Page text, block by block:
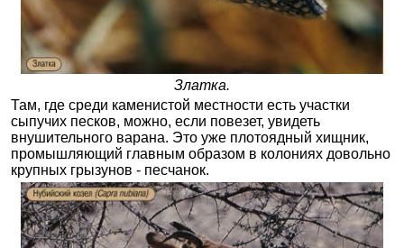
Златка.
Там, где среди каменистой местности есть участки
сыпучих песков, можно, если повезет, увидеть
внушительного варана. Это уже плотоядный хищник,
промышляющий главным образом в колониях довольно
крупных грызунов - песчанок.